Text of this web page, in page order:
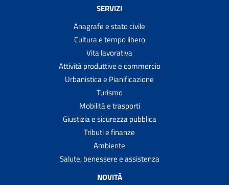
SERVIZI
Anagrafe e stato civile
Cultura e tempo libero
Vita lavorativa
Attività produttive e commercio
Urbanistica e Pianificazione
Turismo
Mobilità e trasporti
Giustizia e sicurezza pubblica
Tributi e finanze
Ambiente
Salute, benessere e assistenza
NOVITÀ